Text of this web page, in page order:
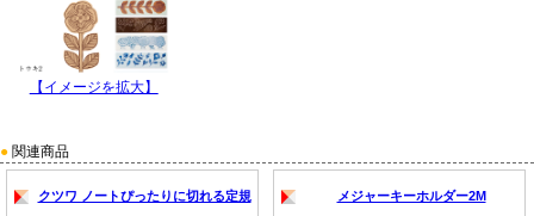
【イメージを拡大】
● 関連商品
クツワ ノートぴったりに切れる定規 メジャーキーホルダー2M